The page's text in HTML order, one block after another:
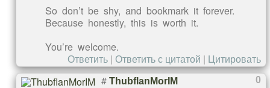
So don’t be shy, and bookmark it forever.
Because honestly, this is worth it.
You’re welcome.
Ответить | Ответить с цитатой | Цитировать
0
# ThubflanMorIM